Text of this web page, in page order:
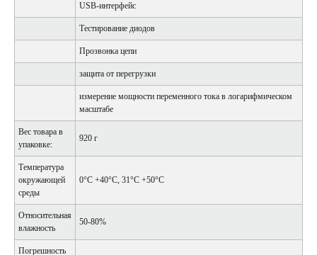
USB-интерфейс
Тестирование диодов
Прозвонка цепи
защита от перегрузки
измерение мощности переменного тока в логарифмическом
масштабе
Вес товара в
упаковке:
920 г
Температура
окружающей
среды
0°C +40°C, 31°C +50°C
Относительная
влажность
50-80%
Погрешность